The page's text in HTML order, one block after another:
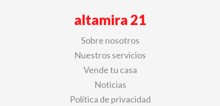
altamira 21
Sobre nosotros
Nuestros servicios
Vende tu casa
Noticias
Política de privacidad